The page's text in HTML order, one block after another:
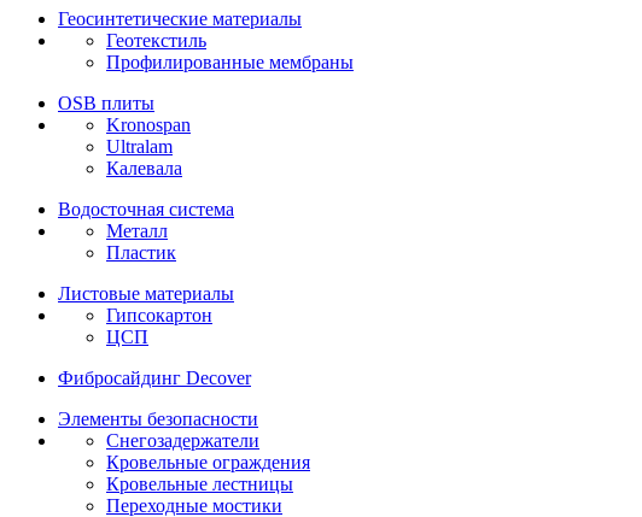
Геосинтетические материалы
Геотекстиль
Профилированные мембраны
OSB плиты
Kronospan
Ultralam
Калевала
Водосточная система
Металл
Пластик
Листовые материалы
Гипсокартон
ЦСП
Фибросайдинг Decover
Элементы безопасности
Снегозадержатели
Кровельные ограждения
Кровельные лестницы
Переходные мостики